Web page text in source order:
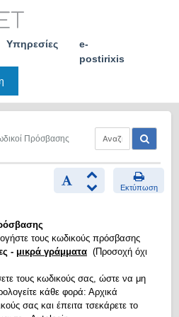
Υπηρεσίες
e-
postirixis
Πρόσβασης
Εκτύπωση
τους κωδικούς πρόσβασης
- μικρά γράμματα (Προσοχή όχι
τους κωδικούς σας, ώστε να μη
κάθε φορά: Αρχικά
σας και έπειτα τσεκάρετε το